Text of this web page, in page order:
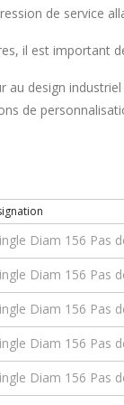
de service
il est important
au design
de
Diam 156 Pas
Diam 156 Pas
Diam 156 Pas
Diam 156 Pas
Diam 156 Pas